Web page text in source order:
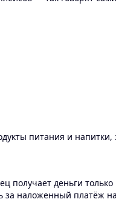
питания и
получает деньги
за наложенный платёж